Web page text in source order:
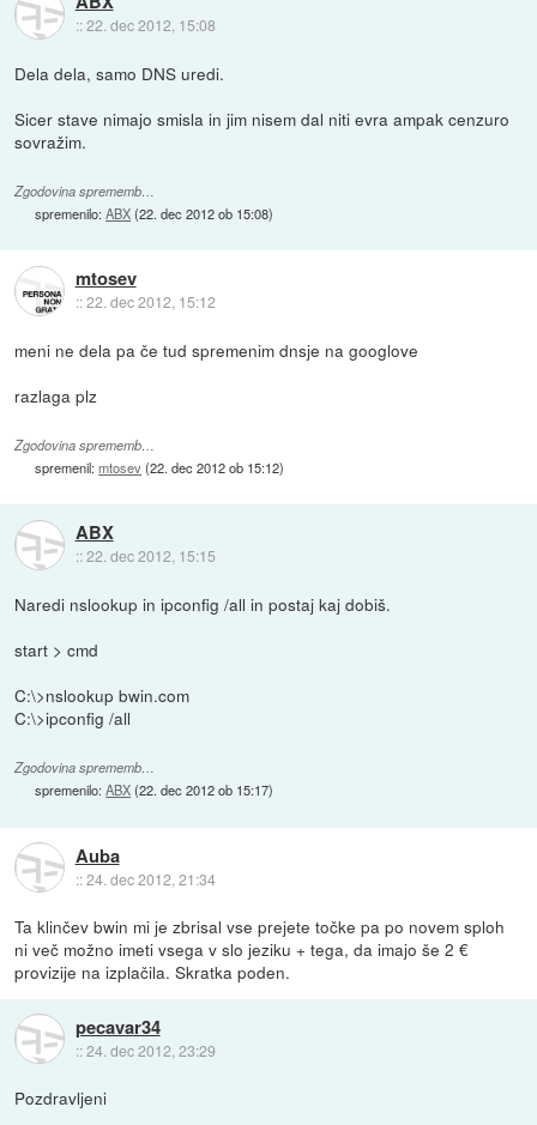
::22. dec 2012, 15:08
Dela dela, samo DNS uredi.
Sicer stave nimajo smisla in jim nisem dal niti evra ampak cenzuro
sovražim.
Zgodovina sprememb…
spremenilo:ABX(22. dec 2012 ob 15:08)
mtosev
::22. dec 2012, 15:12
meni ne dela pa če tud spremenim dnsje na googlove
razlaga plz
Zgodovina sprememb…
spremenil:mtosev(22. dec 2012 ob 15:12)
ABX
::22. dec 2012, 15:15
Naredi nslookup in ipconfig /all in postaj kaj dobiš.
start > cmd
C:\>nslookup bwin.com
C:\>ipconfig /all
Zgodovina sprememb…
spremenilo:ABX(22. dec 2012 ob 15:17)
Auba
::24. dec 2012, 21:34
Ta klinčev bwin mi je zbrisal vse prejete točke pa po novem sploh
ni več možno imeti vsega v slo jeziku + tega, da imajo še 2 €
provizije na izplačila. Skratka poden.
pecavar34
::24. dec 2012, 23:29
Pozdravljeni